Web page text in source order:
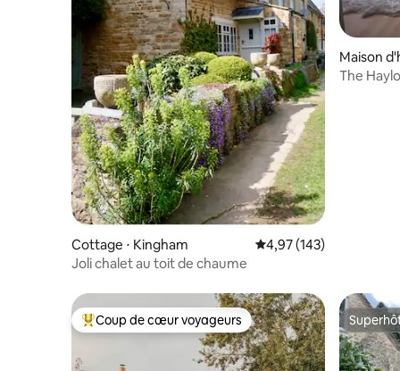
Cottage ⋅ Kingham Évaluation moyenne
4,97 (143)
Joli chalet au toit de chaume
Maison
The
Coups de cœur voyageurs les plus appréciés
Coup de cœur voyageurs